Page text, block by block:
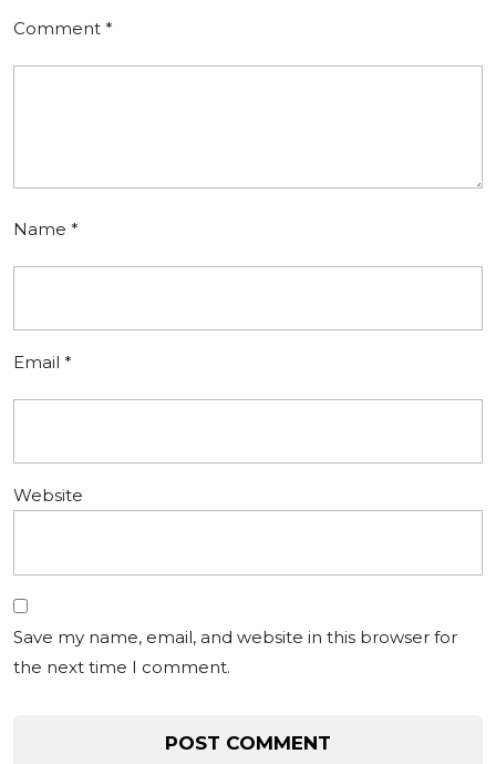
Comment *
Name *
Email *
Website
Save my name, email, and website in this browser for
the next time I comment.